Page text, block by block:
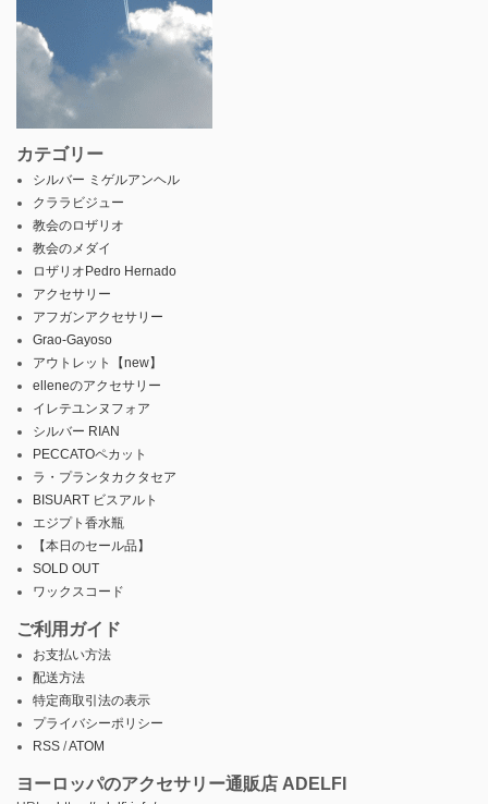
カテゴリー
シルバー ミゲルアンヘル
クララビジュー
教会のロザリオ
教会のメダイ
ロザリオPedro Hernado
アクセサリー
アフガンアクセサリー
Grao-Gayoso
アウトレット【new】
elleneのアクセサリー
イレテユンヌフォア
シルバー RIAN
PECCATOペカット
ラ・プランタカクタセア
BISUART ビスアルト
エジプト香水瓶
【本日のセール品】
SOLD OUT
ワックスコード
ご利用ガイド
お支払い方法
配送方法
特定商取引法の表示
プライバシーポリシー
RSS /ATOM
ヨーロッパのアクセサリー通販店 ADELFI